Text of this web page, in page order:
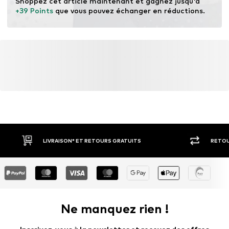
+39 Points que vous pouvez échanger en réductions.
LIVRAISON* ET RETOURS GRATUITS
Ne manquez rien !